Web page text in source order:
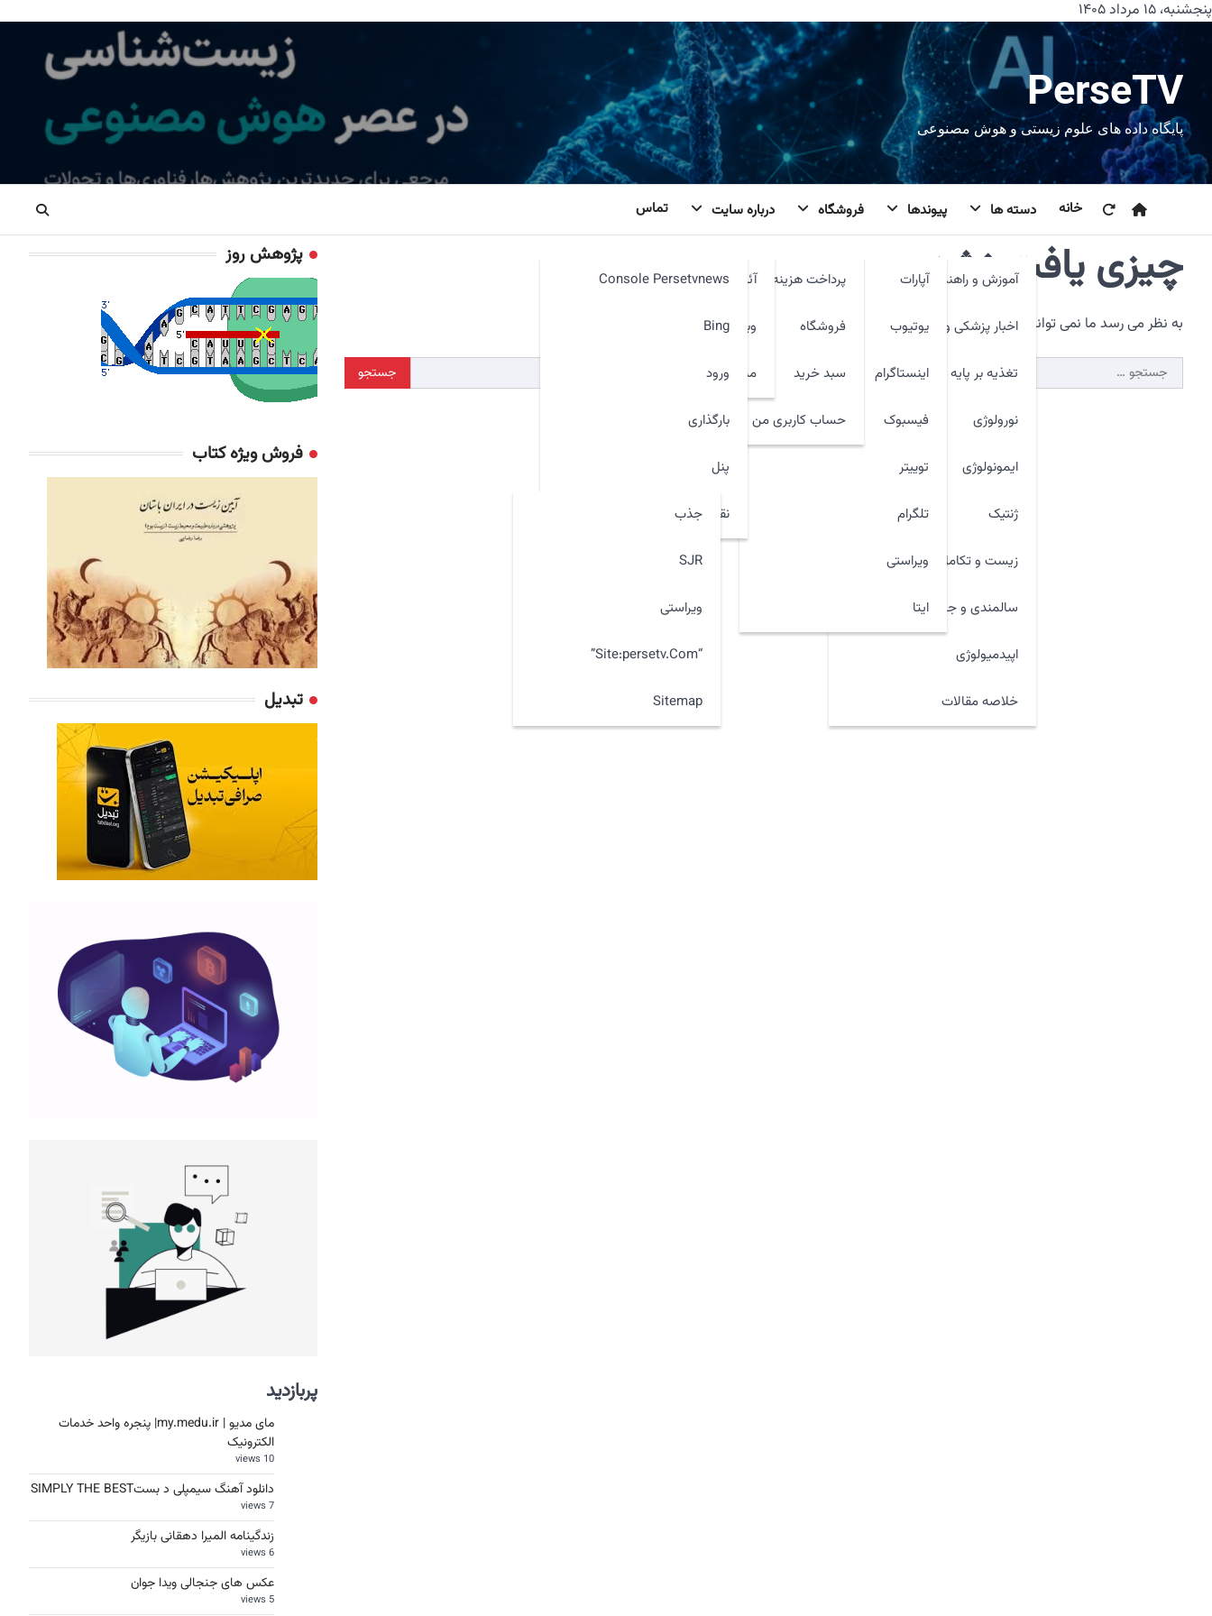
پرش
محتوا
پنجشنبه، ۱۵ مرداد ۱۴۰۵
PerseTV
پایگاه داده های علوم زیستی و هوش مصنوعی
خانه دسته ها
آموزش و راهنما
اخبار پزشکی و فنآوری
تغذیه بر پایه شواهد
نورولوژی
ایمونولوژی
ژنتیک
زیست و تکامل
سالمندی و جوان سازی
اپیدمیولوژی
خلاصه مقالات
پیوندها
آپارات
یوتیوب
اینستاگرام
فیسبوک
توییتر
تلگرام
ویراستی
ایتا
فروشگاه
پرداخت هزینه
فروشگاه
سبد خرید
حساب کاربری من
درباره سایت
آئین نامهConsole Persetvnews
Bing
ورود
بارگذاری
پنل
نقشه سایت
جذب
SJR
ویراستی
“site:persetv.com”
Sitemap
وبمیل
مدیر سایت
تماس
چیزی یافت نشد.
به نظر می رسد ما نمی توانیم آنچه شما به دنبال آن هستید را پیدا کنیم. شاید جستجو بتواند کمک کند.
جستجو
برای:
پژوهش روز
فروش ویژه کتاب
تبدیل
پربازدید
مای مدیو | my.medu.ir| پنجره واحد خدمات
الکترونیک
10 views
دانلود آهنگ سیمپلی د بستSIMPLY THE BEST
7 views
زندگینامه المیرا دهقانی بازیگر
6 views
عکس های جنجالی ویدا جوان
5 views